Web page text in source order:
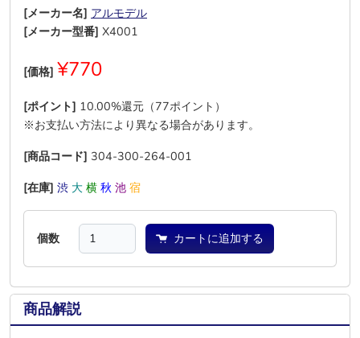
[メーカー名] アルモデル
[メーカー型番] X4001
[価格] ¥770
[ポイント] 10.00%還元（77ポイント）
※お支払い方法により異なる場合があります。
[商品コード] 304-300-264-001
[在庫] 渋 大 横 秋 池 宿
個数 カートに追加する
商品解説